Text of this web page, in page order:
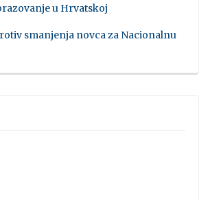
u Hrvatskoj
smanjenja novca za Nacionalnu